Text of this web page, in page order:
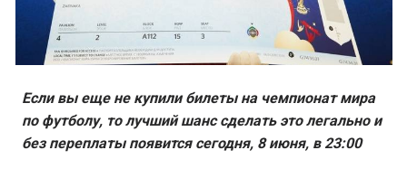
Если вы еще не купили билеты на чемпионат мира
по футболу, то лучший шанс сделать это легально и
без переплаты появится сегодня, 8 июня, в 23:00